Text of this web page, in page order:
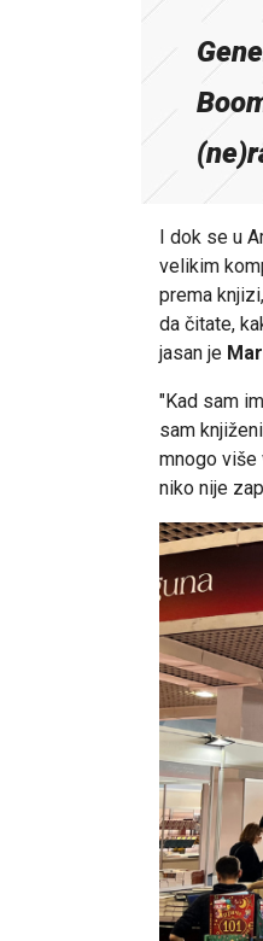
I dok se u
velikim
prema
da čitate,
jasan je
"Kad sam
sam
mnogo više
niko nije